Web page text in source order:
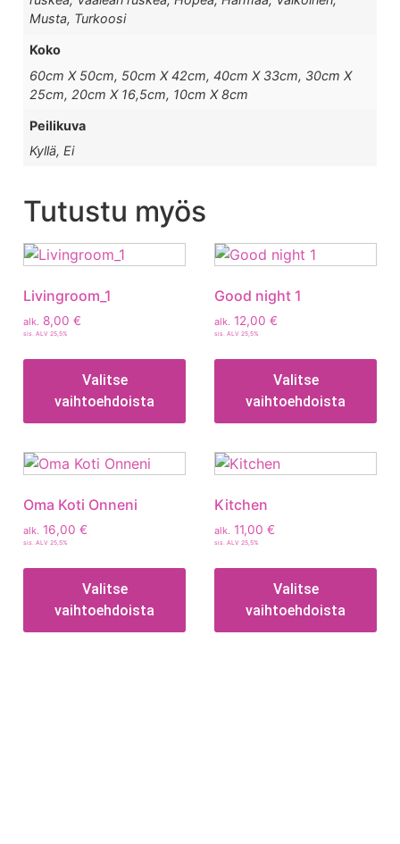
Musta, Turkoosi
Koko
60cm X 50cm, 50cm X 42cm, 40cm X 33cm, 30cm X
25cm, 20cm X 16,5cm, 10cm X 8cm
Peilikuva
Kyllä, Ei
Tutustu myös
Livingroom_1
alk. 8,00 €
sis. ALV 25,5%
Valitse
vaihtoehdoista
Good night 1
alk. 12,00 €
sis. ALV 25,5%
Valitse
vaihtoehdoista
Oma Koti Onneni
alk. 16,00 €
sis. ALV 25,5%
Valitse
vaihtoehdoista
Kitchen
alk. 11,00 €
sis. ALV 25,5%
Valitse
vaihtoehdoista